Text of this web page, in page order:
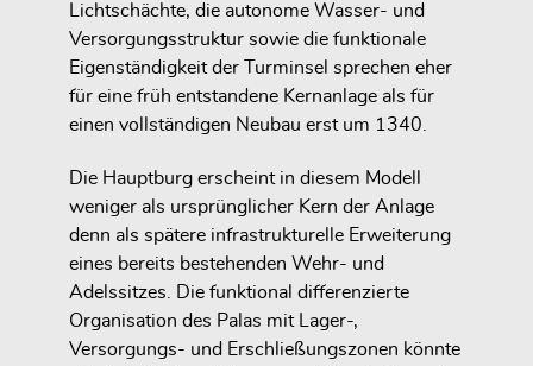
Lichtschächte, die autonome Wasser- und
Versorgungsstruktur sowie die funktionale
Eigenständigkeit der Turminsel sprechen eher
für eine früh entstandene Kernanlage als für
einen vollständigen Neubau erst um 1340.
Die Hauptburg erscheint in diesem Modell
weniger als ursprünglicher Kern der Anlage
denn als spätere infrastrukturelle Erweiterung
eines bereits bestehenden Wehr- und
Adelssitzes. Die funktional differenzierte
Organisation des Palas mit Lager-,
Versorgungs- und Erschließungszonen könnte